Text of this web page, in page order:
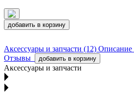
добавить в корзину
Аксессуары и запчасти (12) Описание
Отзывы
добавить в корзину
Аксессуары и запчасти